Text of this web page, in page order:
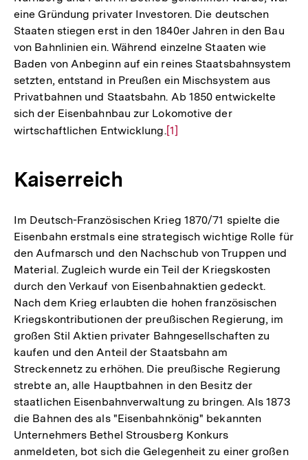
eine Gründung privater Investoren. Die deutschen
Staaten stiegen erst in den 1840er Jahren in den Bau
von Bahnlinien ein. Während einzelne Staaten wie
Baden von Anbeginn auf ein reines Staatsbahnsystem
setzten, entstand in Preußen ein Mischsystem aus
Privatbahnen und Staatsbahn. Ab 1850 entwickelte
sich der Eisenbahnbau zur Lokomotive der
wirtschaftlichen Entwicklung.Zur
[1]
Kaiserreich
Im Deutsch-Französischen Krieg 1870/71 spielte die
Eisenbahn erstmals eine strategisch wichtige Rolle für
den Aufmarsch und den Nachschub von Truppen und
Material. Zugleich wurde ein Teil der Kriegskosten
durch den Verkauf von Eisenbahnaktien gedeckt.
Nach dem Krieg erlaubten die hohen französischen
Kriegskontributionen der preußischen Regierung, im
großen Stil Aktien privater Bahngesellschaften zu
kaufen und den Anteil der Staatsbahn am
Streckennetz zu erhöhen. Die preußische Regierung
strebte an, alle Hauptbahnen in den Besitz der
staatlichen Eisenbahnverwaltung zu bringen. Als 1873
die Bahnen des als "Eisenbahnkönig" bekannten
Unternehmers Bethel Strousberg Konkurs
anmeldeten, bot sich die Gelegenheit zu einer großen